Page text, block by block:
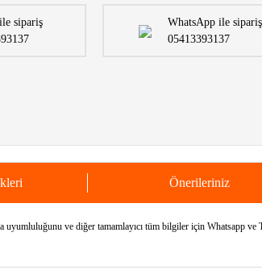
sipariş
WhatsApp ile sipariş
05413393137
Önerileriniz
ve diğer tamamlayıcı tüm bilgiler için Whatsapp ve